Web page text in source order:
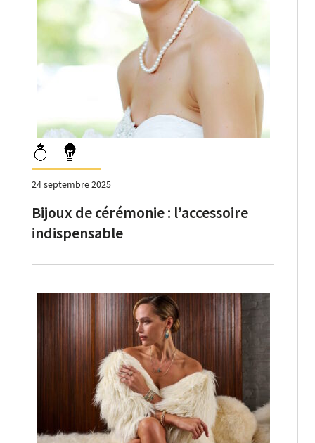
24 septembre 2025
Bijoux de cérémonie : l’accessoire
indispensable